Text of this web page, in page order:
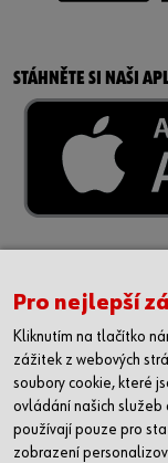
STÁHNĚTE SI NAŠI
Pro nejlepší
Kliknutím na tlačítko
zážitek z webových
soubory cookie, které
ovládání našich služeb
používají pouze pro
zobrazení